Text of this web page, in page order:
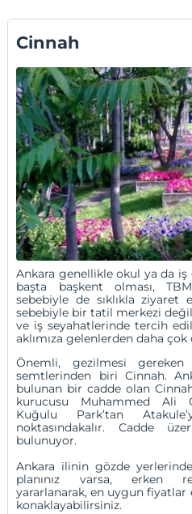
Cinnah
Ankara genellikle okul ya da
başta başkent olması,
sebebiyle de sıklıkla ziyaret
sebebiyle bir tatil merkezi
ve iş seyahatlerinde tercih
aklımıza gelenlerden daha
Önemli, gezilmesi gereken
semtlerinden biri Cinnah.
bulunan bir cadde olan
kurucusu Muhammed Ali
Kuğulu Park’tan
noktasındakalır. Cadde
bulunuyor.
Ankara ilinin gözde
planınız varsa, erken
yararlanarak, en uygun fiyatlar
konaklayabilirsiniz.